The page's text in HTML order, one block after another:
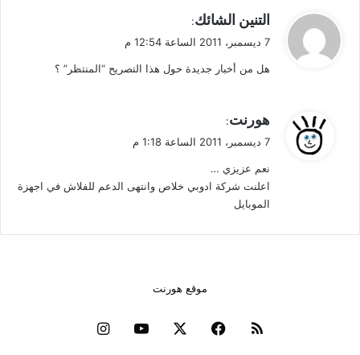
ي
ل
التنين الشائك:
7 ديسمبر، 2011 الساعة 12:54 م
هل من أخبار جديدة حول هذا التصريح “المنتظر” ؟
ل
هورنت:
7 ديسمبر، 2011 الساعة 1:18 م
نعم عزيزي …
اعلنت شركة ادوبي خلاص وانتهى الدعم للفلاش في اجهزة
الموبايل
موقع هورنت
ملخصفيسبوك ‫YouTubeانستقرام